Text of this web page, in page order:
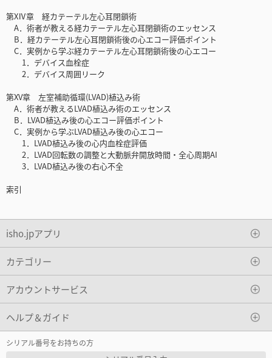
第XⅣ章 経カテーテル左心耳閉鎖術
A．術者が教える経カテーテル左心耳閉鎖術のエッセンス
B．経カテーテル左心耳閉鎖術後の心エコー評価ポイント
C．実例から学ぶ経カテーテル左心耳閉鎖術後の心エコー
1．デバイス血栓症
2．デバイス周囲リーク
第XV章 左室補助循環(LVAD)植込み術
A．術者が教えるLVAD植込み術のエッセンス
B．LVAD植込み後の心エコー評価ポイント
C．実例から学ぶLVAD植込み後の心エコー
1．LVAD植込み後の心内血栓症評価
2．LVAD回転数の調整と大動脈弁開放時間・全心周期AI
3．LVAD植込み後の右心不全
索引
isho.jpアプリ
カテゴリー
アカウントサービス
ヘルプ＆ガイド
シリアル番号をお持ちの方